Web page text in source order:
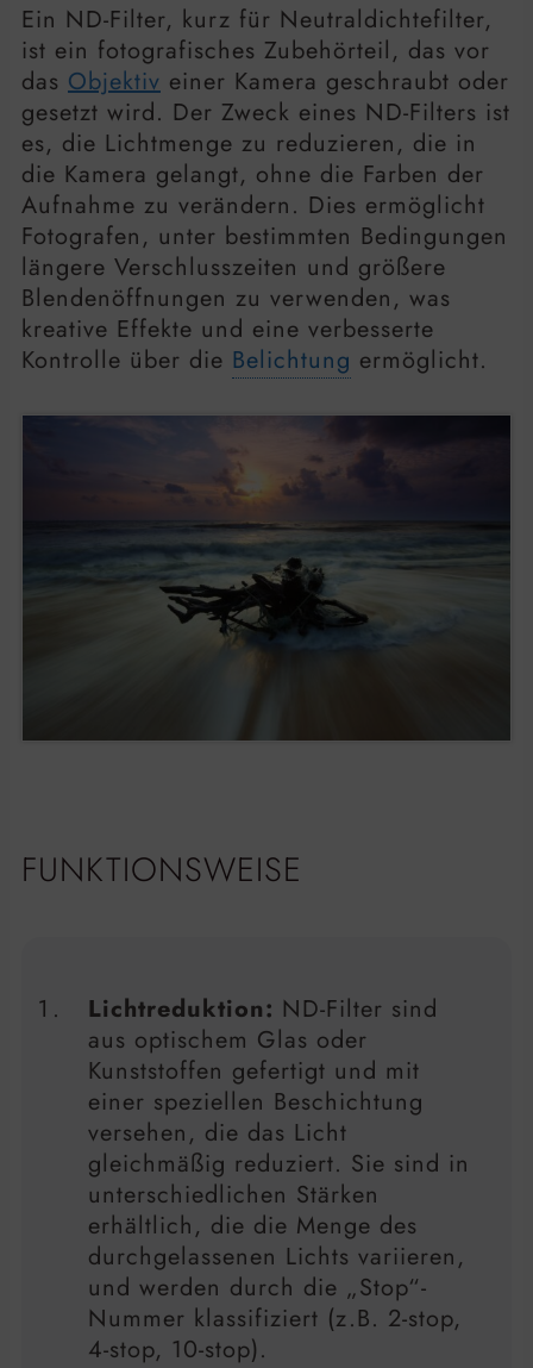
Ein ND-Filter, kurz für Neutraldichtefilter,
ist ein fotografisches Zubehörteil, das vor
das Objektiv einer Kamera geschraubt oder
gesetzt wird. Der Zweck eines ND-Filters ist
es, die Lichtmenge zu reduzieren, die in
die Kamera gelangt, ohne die Farben der
Aufnahme zu verändern. Dies ermöglicht
Fotografen, unter bestimmten Bedingungen
längere Verschlusszeiten und größere
Blendenöffnungen zu verwenden, was
kreative Effekte und eine verbesserte
Kontrolle über die Belichtung ermöglicht.
FUNKTIONSWEISE
Lichtreduktion: ND-Filter sind
aus optischem Glas oder
Kunststoffen gefertigt und mit
einer speziellen Beschichtung
versehen, die das Licht
gleichmäßig reduziert. Sie sind in
unterschiedlichen Stärken
erhältlich, die die Menge des
durchgelassenen Lichts variieren,
und werden durch die „Stop“-
Nummer klassifiziert (z.B. 2-stop,
4-stop, 10-stop).